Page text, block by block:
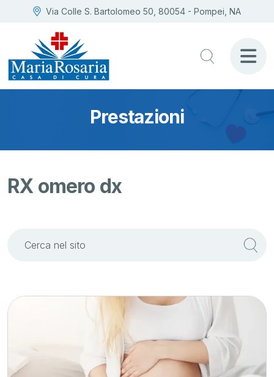
Via Colle S. Bartolomeo 50, 80054 - Pompei, NA
Prestazioni
RX omero dx